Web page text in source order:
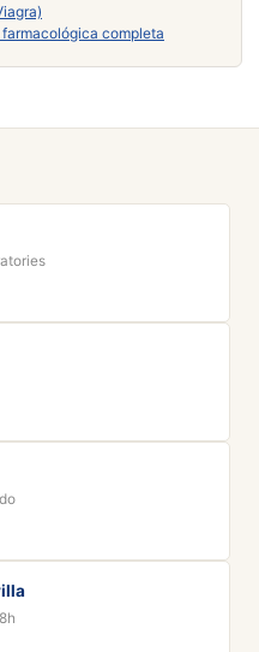
completa